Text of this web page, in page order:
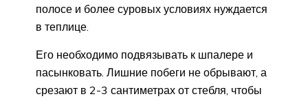
полосе и более суровых условиях нуждается
в теплице.
Его необходимо подвязывать к шпалере и
пасынковать. Лишние побеги не обрывают, а
срезают в 2-3 сантиметрах от стебля, чтобы